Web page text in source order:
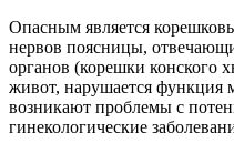
Опасным является
нервов поясницы,
органов (корешки конского
живот, нарушается функция
возникают проблемы с
гинекологические